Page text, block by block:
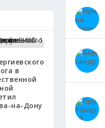
в
на-Дону